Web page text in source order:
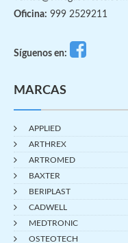
Oficina: 999 2529211
Síguenos en:
MARCAS
APPLIED
ARTHREX
ARTROMED
BAXTER
BERIPLAST
CADWELL
MEDTRONIC
OSTEOTECH